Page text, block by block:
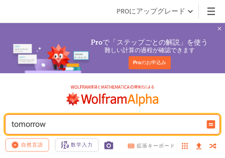
PROにアップグレード
Proで「ステップごとの解説」を使う
難しい計算の過程が確認できます
Proのお申込み
tomorrow
自然言語 数学入力 拡張キーボード